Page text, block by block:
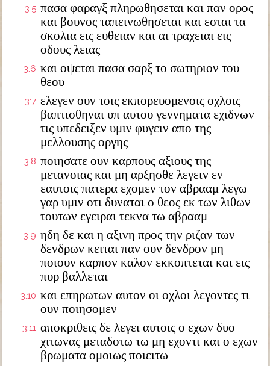
3:5 πασα φαραγξ πληρωθησεται και παν ορος
και βουνος ταπεινωθησεται και εσται τα
σκολια εις ευθειαν και αι τραχειαι εις
οδους λειας
3:6 και οψεται πασα σαρξ το σωτηριον του
θεου
3:7 ελεγεν ουν τοις εκπορευομενοις οχλοις
βαπτισθηναι υπ αυτου γεννηματα εχιδνων
τις υπεδειξεν υμιν φυγειν απο της
μελλουσης οργης
3:8 ποιησατε ουν καρπους αξιους της
μετανοιας και μη αρξησθε λεγειν εν
εαυτοις πατερα εχομεν τον αβρααμ λεγω
γαρ υμιν οτι δυναται ο θεος εκ των λιθων
τουτων εγειραι τεκνα τω αβρααμ
3:9 ηδη δε και η αξινη προς την ριζαν των
δενδρων κειται παν ουν δενδρον μη
ποιουν καρπον καλον εκκοπτεται και εις
πυρ βαλλεται
3:10 και επηρωτων αυτον οι οχλοι λεγοντες τι
ουν ποιησομεν
3:11 αποκριθεις δε λεγει αυτοις ο εχων δυο
χιτωνας μεταδοτω τω μη εχοντι και ο εχων
βρωματα ομοιως ποιειτω